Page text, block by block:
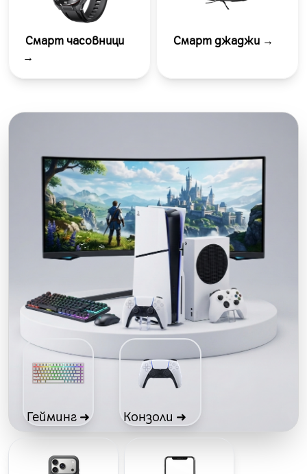
Смарт часовници
→
Смарт джаджи →
Гейминг ➜ Конзоли ➜